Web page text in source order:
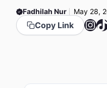
Fadhilah Nur May 28,
Copy Link